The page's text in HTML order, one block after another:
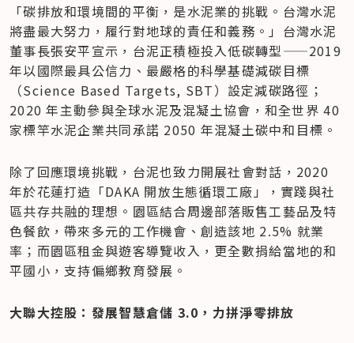
「碳排放和環境間的平衡，是水泥業的挑戰。台灣水泥
將盡最大努力，履行對地球的責任和義務。」台灣水泥
董事長張安平宣示，台泥正積極投入低碳轉型——2019
年以國際最具公信力、最嚴格的科學基礎減碳目標
（Science Based Targets, SBT）設定減碳路徑；
2020 年主動參與全球水泥及混凝土協會，和全世界 40
家標竿水泥企業共同承諾 2050 年混凝土碳中和目標。
除了回應環境挑戰，台泥也致力開展社會對話，2020
年於花蓮打造「DAKA 開放生態循環工廠」，實踐與社
區共存共融的理想。園區結合周邊部落販售工藝品及特
色餐飲，帶來多元的工作機會、創造該地 2.5% 就業
率；而園區租金與遊客導覽收入，更全數捐給當地的和
平國小，支持偏鄉教育發展。
大聯大控股：發展智慧倉儲 3.0，力拼淨零排放